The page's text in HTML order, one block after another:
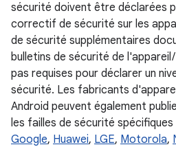
sécurité doivent être déclarées
correctif de sécurité sur les
de sécurité supplémentaires
bulletins de sécurité de l'appareil
pas requises pour déclarer un
sécurité. Les fabricants
Android peuvent également
les failles de sécurité
Google, Huawei, LGE, Motorola,